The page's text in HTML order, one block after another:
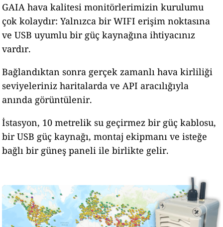
GAIA hava kalitesi monitörlerimizin kurulumu
çok kolaydır: Yalnızca bir WIFI erişim noktasına
ve USB uyumlu bir güç kaynağına ihtiyacınız
vardır.
Bağlandıktan sonra gerçek zamanlı hava kirliliği
seviyeleriniz haritalarda ve API aracılığıyla
anında görüntülenir.
İstasyon, 10 metrelik su geçirmez bir güç kablosu,
bir USB güç kaynağı, montaj ekipmanı ve isteğe
bağlı bir güneş paneli ile birlikte gelir.